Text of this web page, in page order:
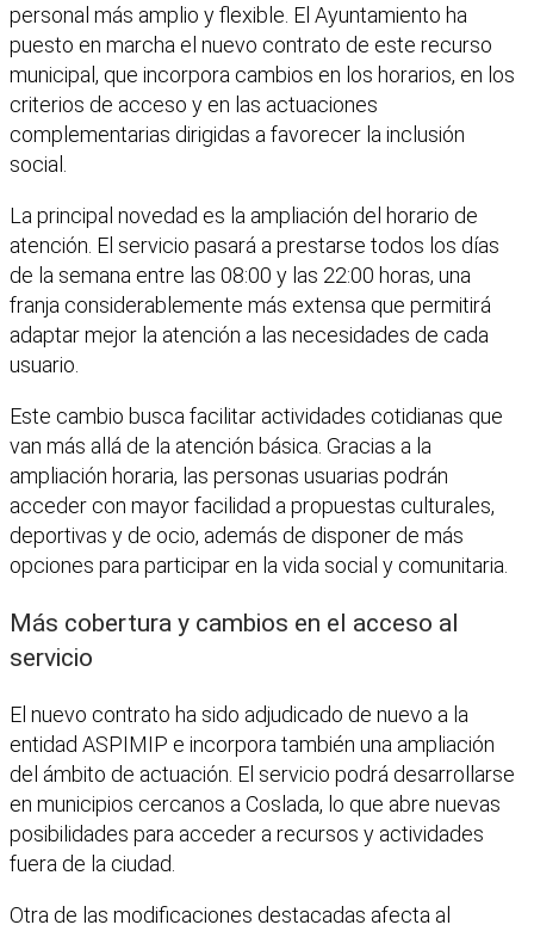
personal más amplio y flexible. El Ayuntamiento ha
puesto en marcha el nuevo contrato de este recurso
municipal, que incorpora cambios en los horarios, en los
criterios de acceso y en las actuaciones
complementarias dirigidas a favorecer la inclusión
social.
La principal novedad es la ampliación del horario de
atención. El servicio pasará a prestarse todos los días
de la semana entre las 08:00 y las 22:00 horas, una
franja considerablemente más extensa que permitirá
adaptar mejor la atención a las necesidades de cada
usuario.
Este cambio busca facilitar actividades cotidianas que
van más allá de la atención básica. Gracias a la
ampliación horaria, las personas usuarias podrán
acceder con mayor facilidad a propuestas culturales,
deportivas y de ocio, además de disponer de más
opciones para participar en la vida social y comunitaria.
Más cobertura y cambios en el acceso al
servicio
El nuevo contrato ha sido adjudicado de nuevo a la
entidad ASPIMIP e incorpora también una ampliación
del ámbito de actuación. El servicio podrá desarrollarse
en municipios cercanos a Coslada, lo que abre nuevas
posibilidades para acceder a recursos y actividades
fuera de la ciudad.
Otra de las modificaciones destacadas afecta al